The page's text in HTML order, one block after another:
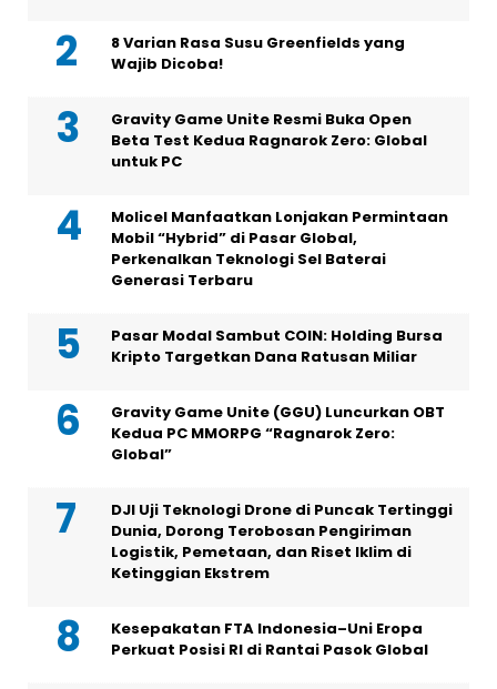
8 Varian Rasa Susu Greenfields yang
Wajib Dicoba!
Gravity Game Unite Resmi Buka Open
Beta Test Kedua Ragnarok Zero: Global
untuk PC
Molicel Manfaatkan Lonjakan Permintaan
Mobil “Hybrid” di Pasar Global,
Perkenalkan Teknologi Sel Baterai
Generasi Terbaru
Pasar Modal Sambut COIN: Holding Bursa
Kripto Targetkan Dana Ratusan Miliar
Gravity Game Unite (GGU) Luncurkan OBT
Kedua PC MMORPG “Ragnarok Zero:
Global”
DJI Uji Teknologi Drone di Puncak Tertinggi
Dunia, Dorong Terobosan Pengiriman
Logistik, Pemetaan, dan Riset Iklim di
Ketinggian Ekstrem
Kesepakatan FTA Indonesia–Uni Eropa
Perkuat Posisi RI di Rantai Pasok Global